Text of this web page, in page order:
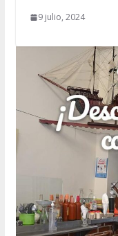
9 julio, 2024